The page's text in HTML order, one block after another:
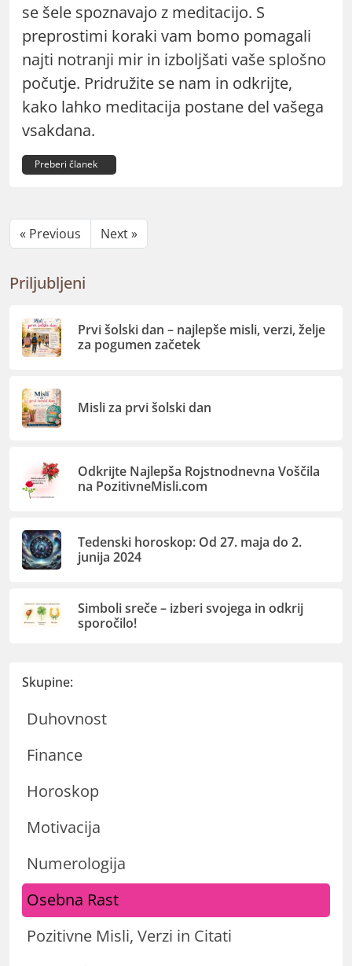
se šele spoznavajo z meditacijo. S
preprostimi koraki vam bomo pomagali
najti notranji mir in izboljšati vaše splošno
počutje. Pridružite se nam in odkrijte,
kako lahko meditacija postane del vašega
vsakdana.
Preberi članek
« Previous Next »
Priljubljeni
Prvi šolski dan – najlepše misli, verzi, želje
za pogumen začetek
Misli za prvi šolski dan
Odkrijte Najlepša Rojstnodnevna Voščila
na PozitivneMisli.com
Tedenski horoskop: Od 27. maja do 2.
junija 2024
Simboli sreče – izberi svojega in odkrij
sporočilo!
Skupine:
Duhovnost
Finance
Horoskop
Motivacija
Numerologija
Osebna Rast
Pozitivne Misli, Verzi in Citati